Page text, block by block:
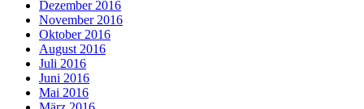
Dezember 2016
November 2016
Oktober 2016
August 2016
Juli 2016
Juni 2016
Mai 2016